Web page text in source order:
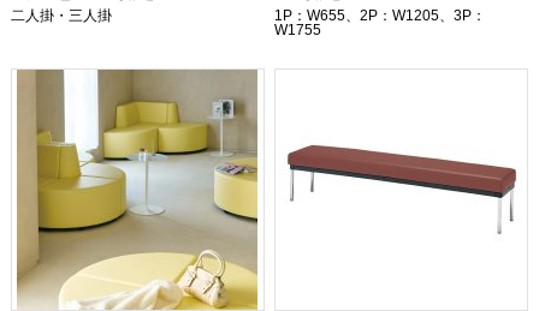
二人掛・三人掛
1P：W655、2P：W1205、3P：
W1755